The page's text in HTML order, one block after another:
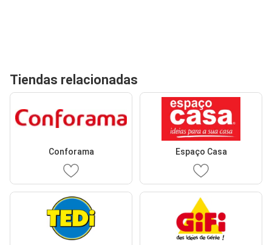
Tiendas relacionadas
Conforama Espaço Casa